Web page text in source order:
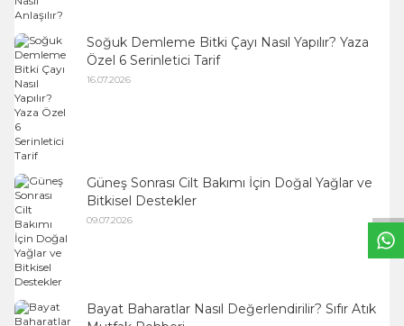
Soğuk Demleme Bitki Çayı Nasıl Yapılır? Yaza
Özel 6 Serinletici Tarif
16.07.2026
Güneş Sonrası Cilt Bakımı İçin Doğal Yağlar ve
Bitkisel Destekler
09.07.2026
Bayat Baharatlar Nasıl Değerlendirilir? Sıfır Atık